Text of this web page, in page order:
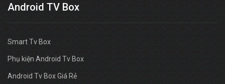
Android TV Box
Smart Tv Box
Phụ kiện Android Tv Box
Android Tv Box Giá Rẻ